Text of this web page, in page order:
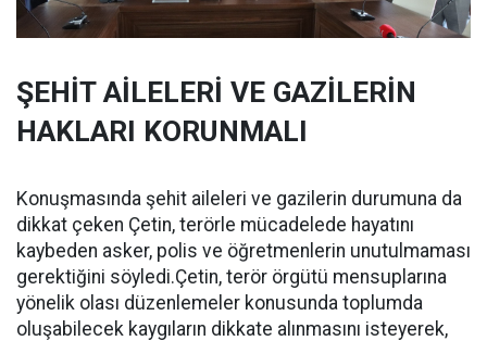
ŞEHİT AİLELERİ VE GAZİLERİN
HAKLARI KORUNMALI
Konuşmasında şehit aileleri ve gazilerin durumuna da
dikkat çeken Çetin, terörle mücadelede hayatını
kaybeden asker, polis ve öğretmenlerin unutulmaması
gerektiğini söyledi.Çetin, terör örgütü mensuplarına
yönelik olası düzenlemeler konusunda toplumda
oluşabilecek kaygıların dikkate alınmasını isteyerek,